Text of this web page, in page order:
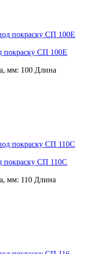
СП 100Е
мм: 100 Длина
СП 110С
мм: 110 Длина